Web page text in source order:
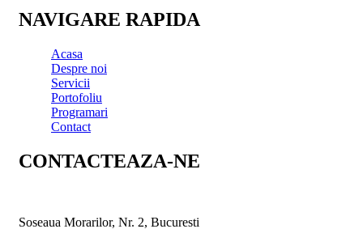
NAVIGARE RAPIDA
Acasa
Despre noi
Servicii
Portofoliu
Programari
Contact
CONTACTEAZA-NE
Soseaua Morarilor, Nr. 2, Bucuresti